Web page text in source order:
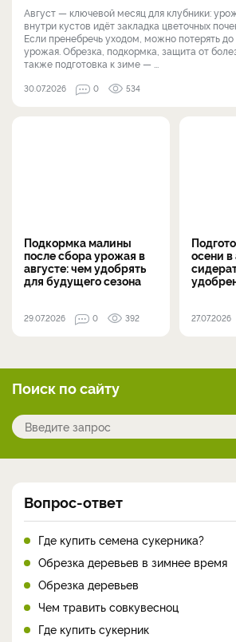
Август — ключевой месяц для клубники:
внутри кустов идёт закладка цветочных
Если пренебречь уходом, можно потерять
урожая. Обрезка, подкормка, защита от
также подготовка к зиме — ...
30.07.2026 0 534
Подкормка малины
после сбора урожая в
августе: чем удобрять
для будущего сезона
29.07.2026 0 392
осени в
27.07.2026
Поиск по сайту
Вопрос-ответ
Где купить семена сукерника?
Обрезка деревьев в зимнее время
Обрезка деревьев
Чем травить совкувесноц
Где купить сукерник